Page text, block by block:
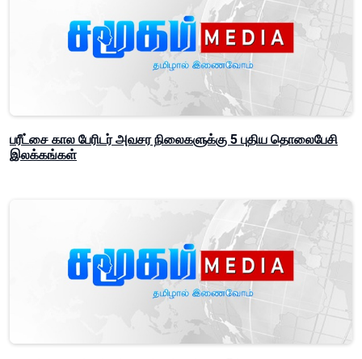
பரீட்சை கால பேரிடர் அவசர நிலைகளுக்கு 5 புதிய தொலைபேசி
இலக்கங்கள்